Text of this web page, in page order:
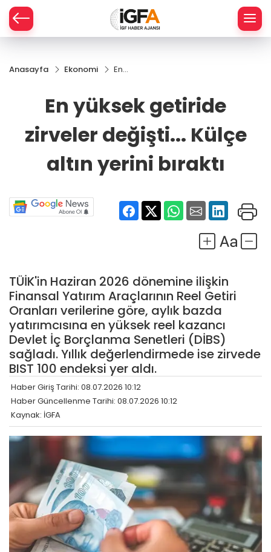
Anasayfa Ekonomi
En
zirveler
Külçe
altın
yerini
bıraktı
En yüksek getiride
zirveler değişti... Külçe
altın yerini bıraktı
TÜİK'in Haziran 2026 dönemine ilişkin
Finansal Yatırım Araçlarının Reel Getiri
Oranları verilerine göre, aylık bazda
yatırımcısına en yüksek reel kazancı
Devlet İç Borçlanma Senetleri (DİBS)
sağladı. Yıllık değerlendirmede ise zirvede
BIST 100 endeksi yer aldı.
Haber Giriş Tarihi: 08.07.2026 10:12
Haber Güncellenme Tarihi: 08.07.2026 10:12
Kaynak: İGFA